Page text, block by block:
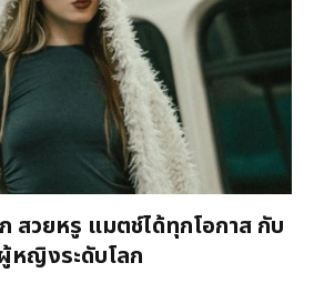
สวยหรู แมตช์ได้ทุกโอกาส กับ
หญิงระดับโลก